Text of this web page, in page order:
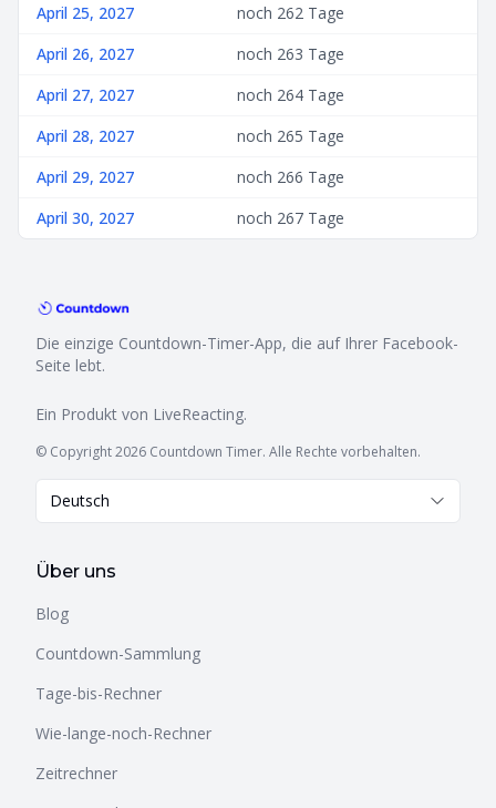
April 25, 2027
noch 262 Tage
April 26, 2027
noch 263 Tage
April 27, 2027
noch 264 Tage
April 28, 2027
noch 265 Tage
April 29, 2027
noch 266 Tage
April 30, 2027
noch 267 Tage
Die einzige Countdown-Timer-App, die auf Ihrer Facebook-
Seite lebt.
Ein Produkt von LiveReacting.
© Copyright 2026 Countdown Timer. Alle Rechte vorbehalten.
Deutsch
Über uns
Blog
Countdown-Sammlung
Tage-bis-Rechner
Wie-lange-noch-Rechner
Zeitrechner